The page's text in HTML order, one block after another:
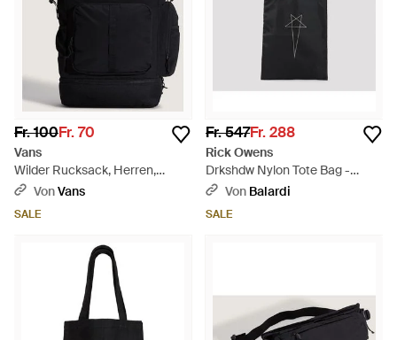
Fr. 100Fr. 70
Vans
Wilder Rucksack, Herren,
Größe - Schwarz
VonVans
SALE
Fr. 547Fr. 288
Rick Owens
Drkshdw Nylon Tote Bag -
Schwarz
Von Balardi
SALE